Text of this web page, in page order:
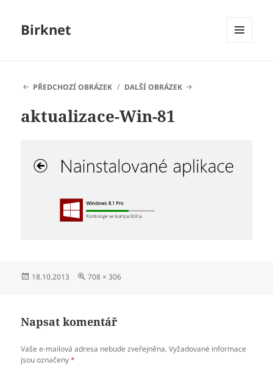
Birknet
PŘEDCHOZÍ OBRÁZEK
DALŠÍ OBRÁZEK
aktualizace-Win-81
Publikováno:
18.10.2013
Původní
708 × 306
Napsat komentář
Vaše e-mailová adresa nebude zveřejněna. Vyžadované informace
jsou označeny*